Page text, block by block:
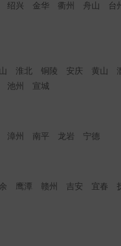
绍兴 金华 衢州 舟山
台
淮北 铜陵 安庆 黄山
池州 宣城
漳州 南平 龙岩 宁德
鹰潭 赣州 吉安 宜春